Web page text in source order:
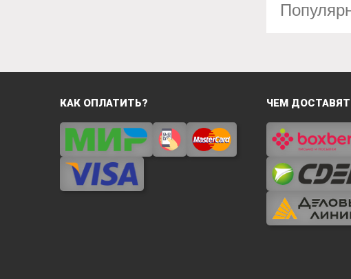
КАК ОПЛАТИТЬ? ЧЕМ